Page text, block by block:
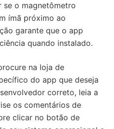
se o magnetômetro
ímã próximo ao
garante que o app
quando instalado.
na loja de
do app que deseja
correto, leia a
os comentários de
clicar no botão de